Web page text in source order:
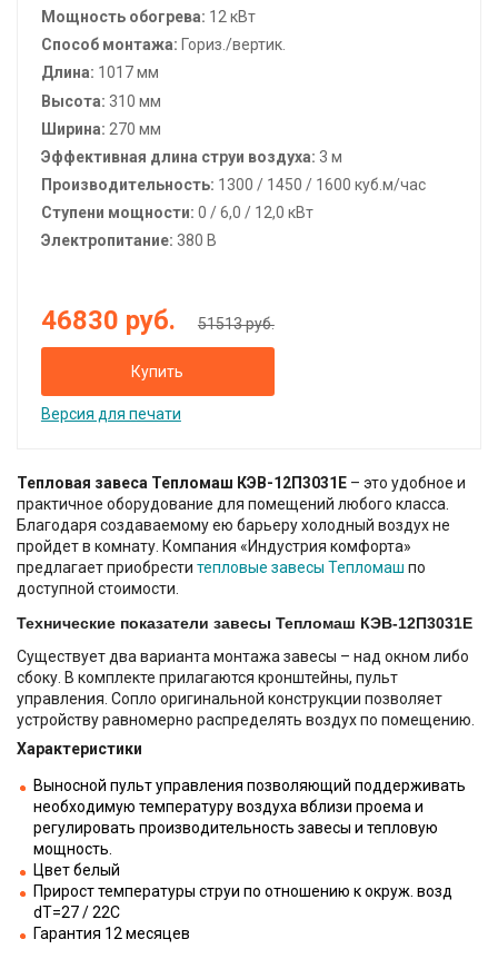
Мощность обогрева: 12 кВт
Способ монтажа: Гориз./вертик.
Длина: 1017 мм
Высота: 310 мм
Ширина: 270 мм
Эффективная длина струи воздуха: 3 м
Производительность: 1300 / 1450 / 1600 куб.м/час
Ступени мощности: 0 / 6,0 / 12,0 кВт
Электропитание: 380 В
46830 руб. 51513 руб.
Купить
Версия для печати
Тепловая завеса Тепломаш КЭВ-12П3031Е – это удобное и
практичное оборудование для помещений любого класса.
Благодаря создаваемому ею барьеру холодный воздух не
пройдет в комнату. Компания «Индустрия комфорта»
предлагает приобрести тепловые завесы Тепломаш по
доступной стоимости.
Технические показатели завесы Тепломаш КЭВ-12П3031Е
Существует два варианта монтажа завесы – над окном либо
сбоку. В комплекте прилагаются кронштейны, пульт
управления. Cопло оригинальной конструкции позволяет
устройству равномерно распределять воздух по помещению.
Характеристики
Выносной пульт управления позволяющий поддерживать
необходимую температуру воздуха вблизи проема и
регулировать производительность завесы и тепловую
мощность.
Цвет белый
Прирост температуры струи по отношению к окруж. возд
dT=27 / 22С
Гарантия 12 месяцев